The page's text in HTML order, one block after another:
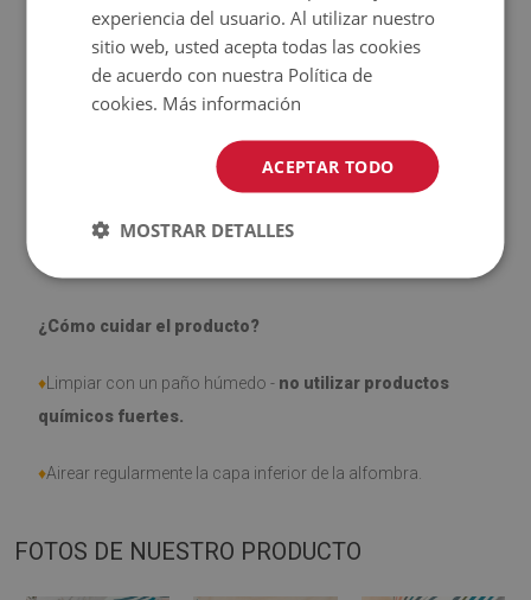
El productofácil de limpiar, resistente a las manchas y al
Tenga en cuenta que los daños causados por el uso
debido al paso del tiempo (por ejemplo, abrasión) no son
¿Cómo cuidar el producto?
♦ Limpiar con un paño húmedo - no utilizar productos
químicos fuertes.
♦Airear regularmente la capa inferior de la alfombra.
FOTOS DE NUESTRO PRODUCTO
experiencia del usuario. Al utilizar nuestro
sitio web, usted acepta todas las cookies
de acuerdo con nuestra Política de
cookies. Más información
ACEPTAR TODO
MOSTRAR DETALLES